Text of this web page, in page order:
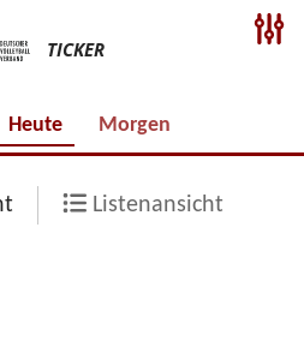
TICKER
Heute Morgen
Listenansicht